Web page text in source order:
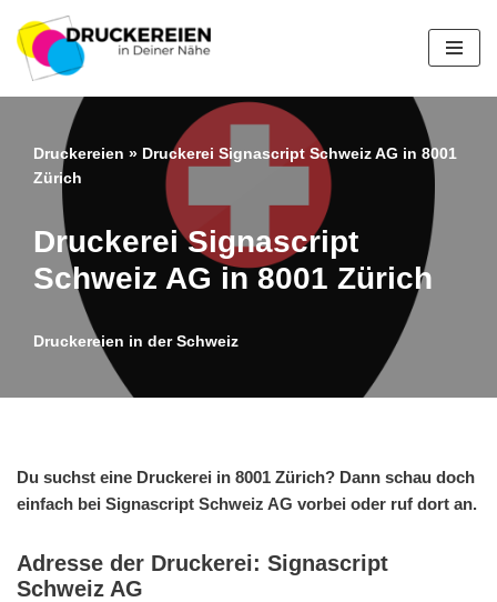
Zum
Inhalt
springen
Druckereien » Druckerei Signascript Schweiz AG in 8001
Zürich
Druckerei Signascript
Schweiz AG in 8001 Zürich
Druckereien in der Schweiz
Du suchst eine Druckerei in 8001 Zürich? Dann schau doch
einfach bei Signascript Schweiz AG vorbei oder ruf dort an.
Adresse der Druckerei: Signascript
Schweiz AG